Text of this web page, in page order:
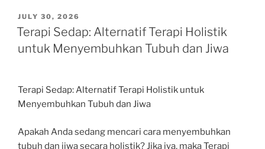
POSTED
ON
JULY 30, 2026
Terapi Sedap: Alternatif Terapi Holistik
untuk Menyembuhkan Tubuh dan Jiwa
Terapi Sedap: Alternatif Terapi Holistik untuk
Menyembuhkan Tubuh dan Jiwa
Apakah Anda sedang mencari cara menyembuhkan
tubuh dan jiwa secara holistik? Jika iya, maka Terapi